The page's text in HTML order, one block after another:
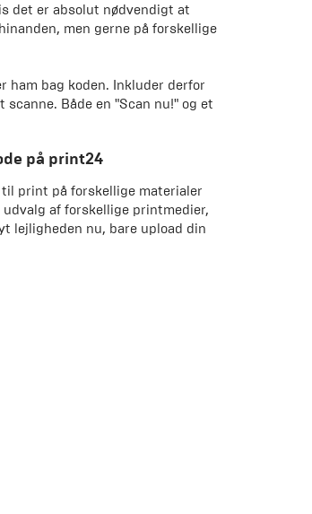
det er absolut nødvendigt at
men gerne på forskellige
ham bag koden. Inkluder derfor
Både en "Scan nu!" og et
på print24
print på forskellige materialer
af forskellige printmedier,
lejligheden nu, bare upload din